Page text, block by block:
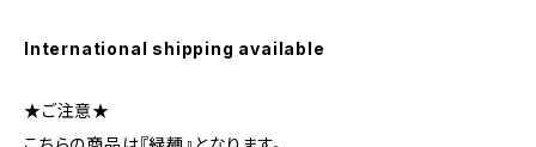
International shipping available
★ご注意★